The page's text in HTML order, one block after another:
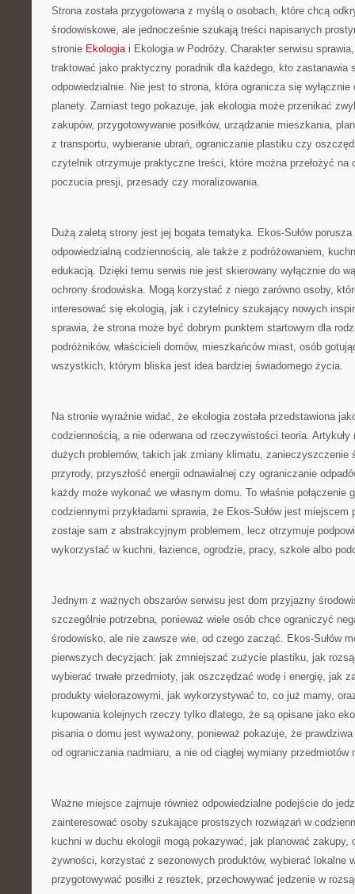
Strona została przygotowana z myślą o osobach, które chcą
środowiskowe, ale jednocześnie szukają treści napisanych
stronie Ekologiai Ekologia w Podróży. Charakter serwisu
traktować jako praktyczny poradnik dla każdego, kto zastanawia
odpowiedzialnie. Nie jest to strona, która ogranicza się wyłącznie
planety. Zamiast tego pokazuje, jak ekologia może przenikać
zakupów, przygotowywanie posiłków, urządzanie mieszkania,
z transportu, wybieranie ubrań, ograniczanie plastiku czy
czytelnik otrzymuje praktyczne treści, które można przełożyć na
poczucia presji, przesady czy moralizowania.
Dużą zaletą strony jest jej bogata tematyka. Ekos-Sułów
odpowiedzialną codziennością, ale także z podróżowaniem,
edukacją. Dzięki temu serwis nie jest skierowany wyłącznie do
ochrony środowiska. Mogą korzystać z niego zarówno osoby,
interesować się ekologią, jak i czytelnicy szukający nowych
sprawia, że strona może być dobrym punktem startowym dla
podróżników, właścicieli domów, mieszkańców miast, osób
wszystkich, którym bliska jest idea bardziej świadomego życia.
Na stronie wyraźnie widać, że ekologia została przedstawiona
codziennością, a nie oderwana od rzeczywistości teoria.
dużych problemów, takich jak zmiany klimatu, zanieczyszczenie
przyrody, przyszłość energii odnawialnej czy ograniczanie
każdy może wykonać we własnym domu. To właśnie połączenie
codziennymi przykładami sprawia, że Ekos-Sułów jest
zostaje sam z abstrakcyjnym problemem, lecz otrzymuje
wykorzystać w kuchni, łazience, ogrodzie, pracy, szkole albo
Jednym z ważnych obszarów serwisu jest dom przyjazny
szczególnie potrzebna, ponieważ wiele osób chce ograniczyć
środowisko, ale nie zawsze wie, od czego zacząć. Ekos-Sułów
pierwszych decyzjach: jak zmniejszać zużycie plastiku, jak
wybierać trwałe przedmioty, jak oszczędzać wodę i energię, jak
produkty wielorazowymi, jak wykorzystywać to, co już mamy,
kupowania kolejnych rzeczy tylko dlatego, że są opisane jako
pisania o domu jest wyważony, ponieważ pokazuje, że
od ograniczania nadmiaru, a nie od ciągłej wymiany przedmiotów
Ważne miejsce zajmuje również odpowiedzialne podejście do
zainteresować osoby szukające prostszych rozwiązań w
kuchni w duchu ekologii mogą pokazywać, jak planować zakupy,
żywności, korzystać z sezonowych produktów, wybierać lokalne
przygotowywać posiłki z resztek, przechowywać jedzenie w